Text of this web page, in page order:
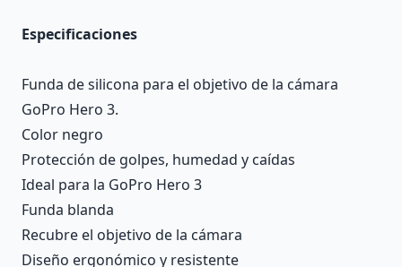
Especificaciones
Funda de silicona para el objetivo de la cámara
GoPro Hero 3.
Color negro
Protección de golpes, humedad y caídas
Ideal para la GoPro Hero 3
Funda blanda
Recubre el objetivo de la cámara
Diseño ergonómico y resistente